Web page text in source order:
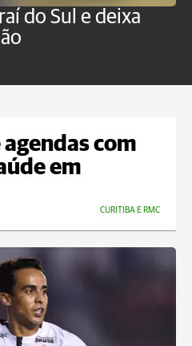
do Sul e deixa
com
em
CURITIBA E RMC